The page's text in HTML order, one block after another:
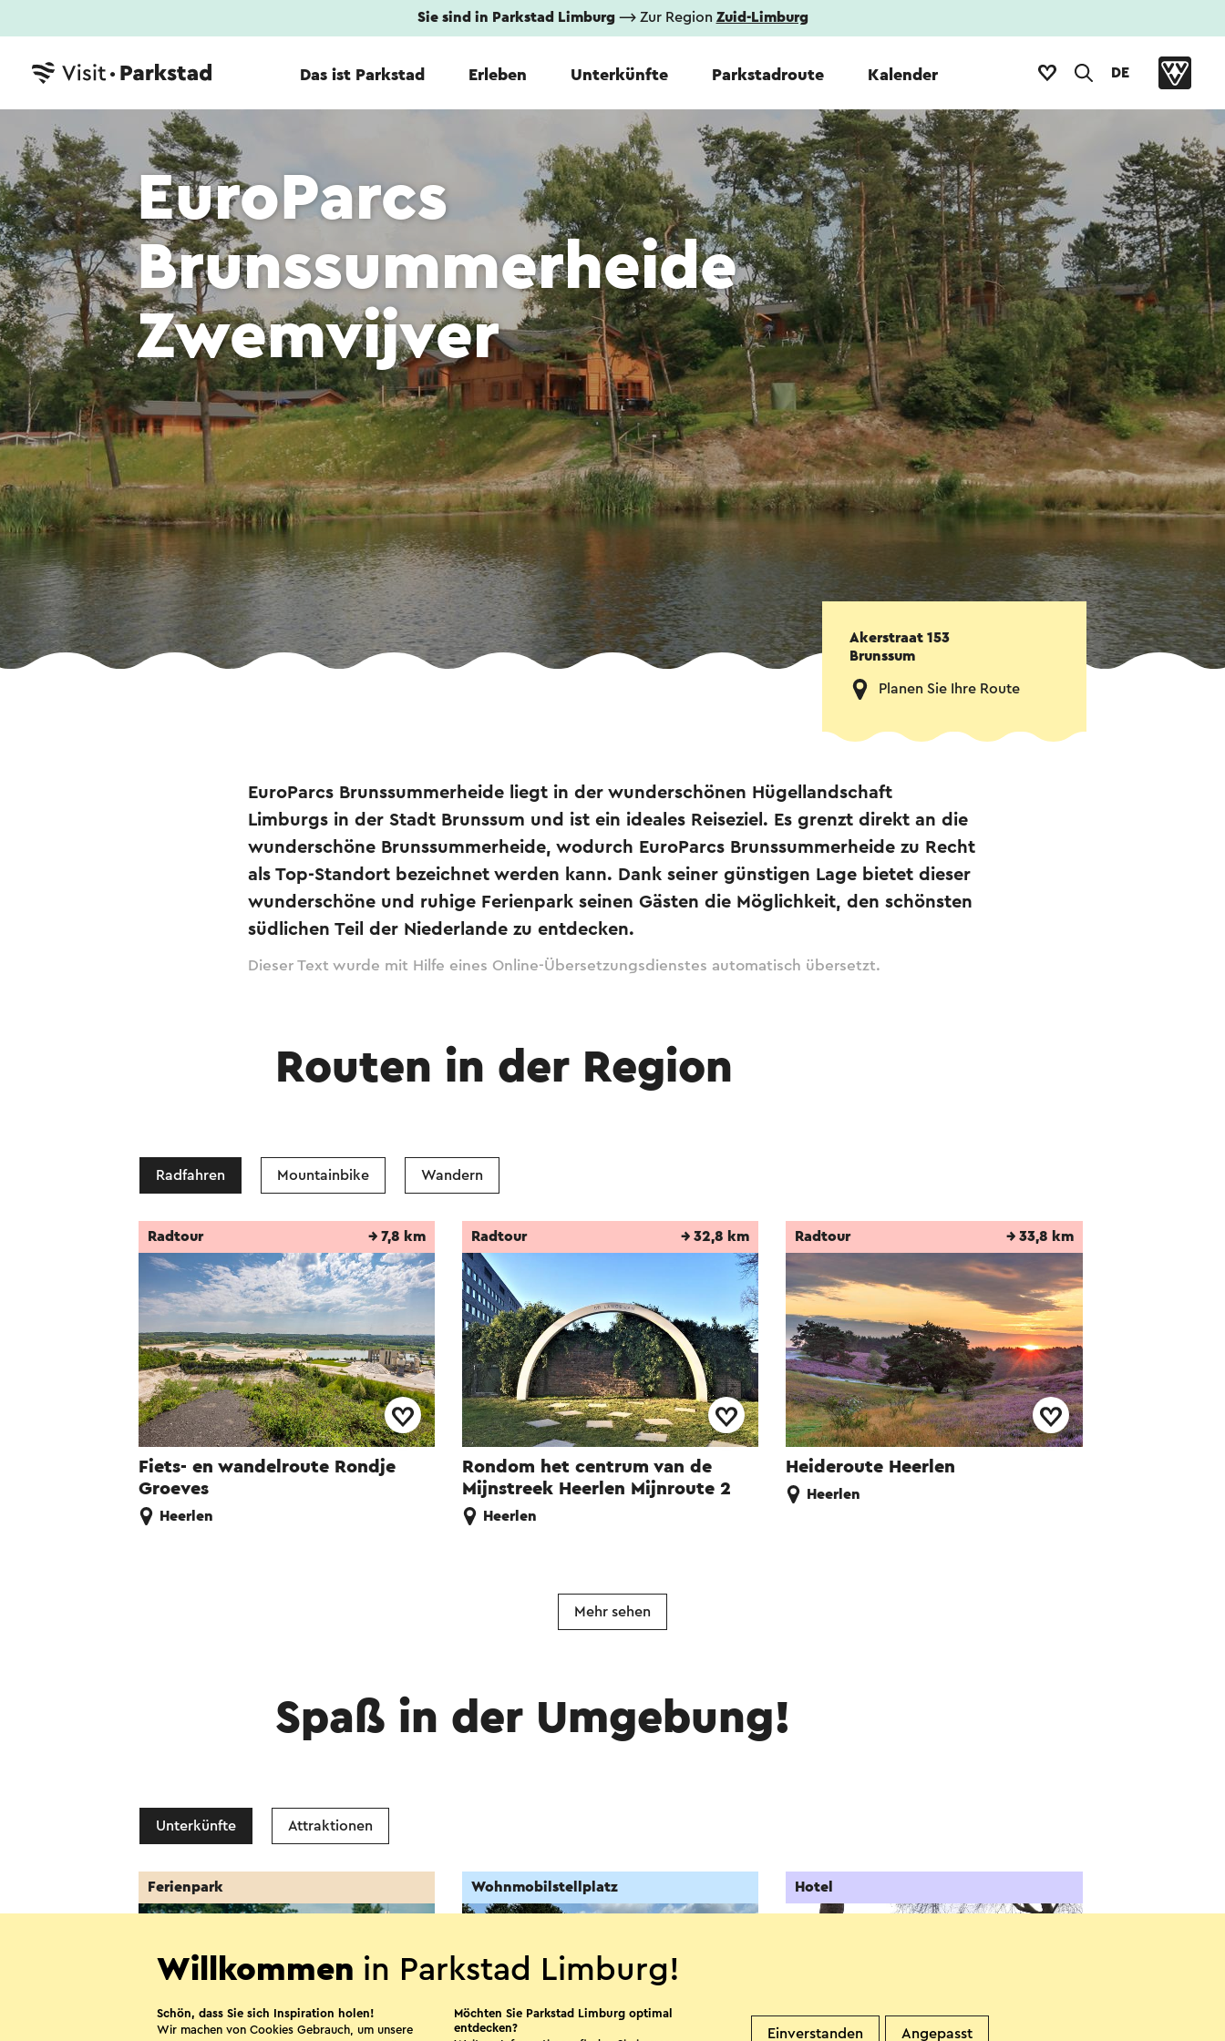
Sie sind in Parkstad Limburg⟶ Zur Region Zuid-Limburg
Das ist Parkstad Erleben Unterkünfte Parkstadroute Kalender DE
EuroParcs
Brunssummerheide
Zwemvijver
Akerstraat 153
Brunssum
Planen Sie Ihre Route
EuroParcs Brunssummerheide liegt in der wunderschönen Hügellandschaft
Limburgs in der Stadt Brunssum und ist ein ideales Reiseziel. Es grenzt direkt an die
wunderschöne Brunssummerheide, wodurch EuroParcs Brunssummerheide zu Recht
als Top-Standort bezeichnet werden kann. Dank seiner günstigen Lage bietet dieser
wunderschöne und ruhige Ferienpark seinen Gästen die Möglichkeit, den schönsten
südlichen Teil der Niederlande zu entdecken.
Dieser Text wurde mit Hilfe eines Online-Übersetzungsdienstes automatisch übersetzt.
Routen in der Region
Radfahren Mountainbike Wandern
Fiets- en wandelroute Rondje
Groeves
Radtour → 7,8 km
Heerlen
Rondom het centrum van de
Mijnstreek Heerlen Mijnroute 2
Radtour → 32,8 km
Heerlen
Heideroute Heerlen
Radtour → 33,8 km
Heerlen
Mehr sehen
Spaß in der Umgebung!
Unterkünfte Attraktionen
Ferienpark Wohnmobilstellplatz Hotel
Willkommen in Parkstad Limburg!
Schön, dass Sie sich Inspiration holen!
Wir machen von Cookies Gebrauch, um unsere
Möchten Sie Parkstad Limburg optimal
entdecken?
Einverstanden Angepasst